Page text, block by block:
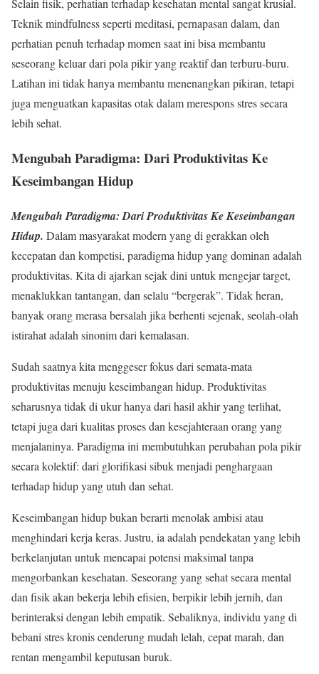
Selain fisik, perhatian terhadap kesehatan mental sangat krusial.
Teknik mindfulness seperti meditasi, pernapasan dalam, dan
perhatian penuh terhadap momen saat ini bisa membantu
seseorang keluar dari pola pikir yang reaktif dan terburu-buru.
Latihan ini tidak hanya membantu menenangkan pikiran, tetapi
juga menguatkan kapasitas otak dalam merespons stres secara
lebih sehat.
Mengubah Paradigma: Dari Produktivitas Ke
Keseimbangan Hidup
Mengubah Paradigma: Dari Produktivitas Ke Keseimbangan
Hidup. Dalam masyarakat modern yang di gerakkan oleh
kecepatan dan kompetisi, paradigma hidup yang dominan adalah
produktivitas. Kita di ajarkan sejak dini untuk mengejar target,
menaklukkan tantangan, dan selalu “bergerak”. Tidak heran,
banyak orang merasa bersalah jika berhenti sejenak, seolah-olah
istirahat adalah sinonim dari kemalasan.
Sudah saatnya kita menggeser fokus dari semata-mata
produktivitas menuju keseimbangan hidup. Produktivitas
seharusnya tidak di ukur hanya dari hasil akhir yang terlihat,
tetapi juga dari kualitas proses dan kesejahteraan orang yang
menjalaninya. Paradigma ini membutuhkan perubahan pola pikir
secara kolektif: dari glorifikasi sibuk menjadi penghargaan
terhadap hidup yang utuh dan sehat.
Keseimbangan hidup bukan berarti menolak ambisi atau
menghindari kerja keras. Justru, ia adalah pendekatan yang lebih
berkelanjutan untuk mencapai potensi maksimal tanpa
mengorbankan kesehatan. Seseorang yang sehat secara mental
dan fisik akan bekerja lebih efisien, berpikir lebih jernih, dan
berinteraksi dengan lebih empatik. Sebaliknya, individu yang di
bebani stres kronis cenderung mudah lelah, cepat marah, dan
rentan mengambil keputusan buruk.